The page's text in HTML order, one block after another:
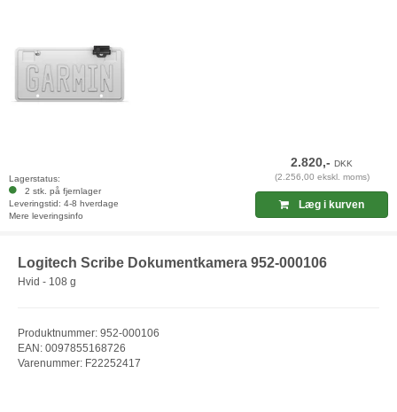
Lagerstatus:
2 stk. på fjernlager
Leveringstid: 4-8 hverdage
Mere leveringsinfo
2.820,-DKK
(2.256,00 ekskl. moms)
Læg i kurven
Logitech Scribe Dokumentkamera 952-000106
Hvid - 108 g
Produktnummer: 952-000106
EAN: 0097855168726
Varenummer: F22252417